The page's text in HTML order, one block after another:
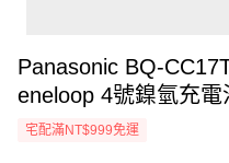
Panasonic BQ-
eneloop 4號鎳氫充電
宅配滿NT$999免運